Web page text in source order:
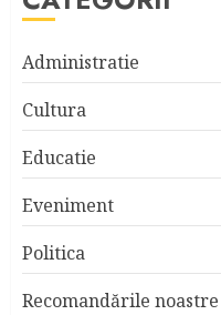
Administratie
Cultura
Educatie
Eveniment
Politica
Recomandările noastre